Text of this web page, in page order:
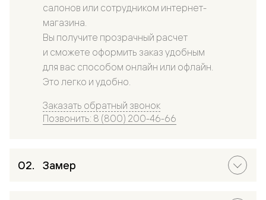
салонов или сотрудником интернет-
магазина.
Вы получите прозрачный расчет
и сможете оформить заказ удобным
для вас способом онлайн или офлайн.
Это легко и удобно.
Заказать обратный звонок
Позвонить: 8 (800) 200-46-66
Замер